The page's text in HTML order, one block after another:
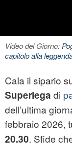
Video del Giorno:
capitolo alla
Cala il sipario
Superlega di
dell’ultima
febbraio 2026,
20.30. Sfide